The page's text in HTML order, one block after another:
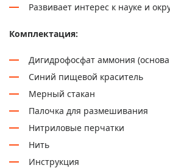
Развивает интерес к науке и
Комплектация:
Дигидрофосфат аммония
Синий пищевой краситель
Мерный стакан
Палочка для размешивания
Нитриловые перчатки
Нить
Инструкция